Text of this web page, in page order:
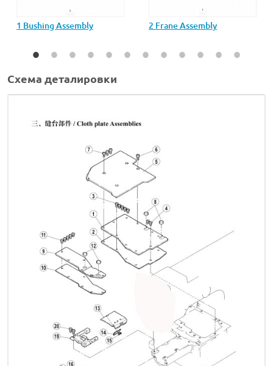
1 Bushing Assembly 2 Frane Assembly
Схема деталировки